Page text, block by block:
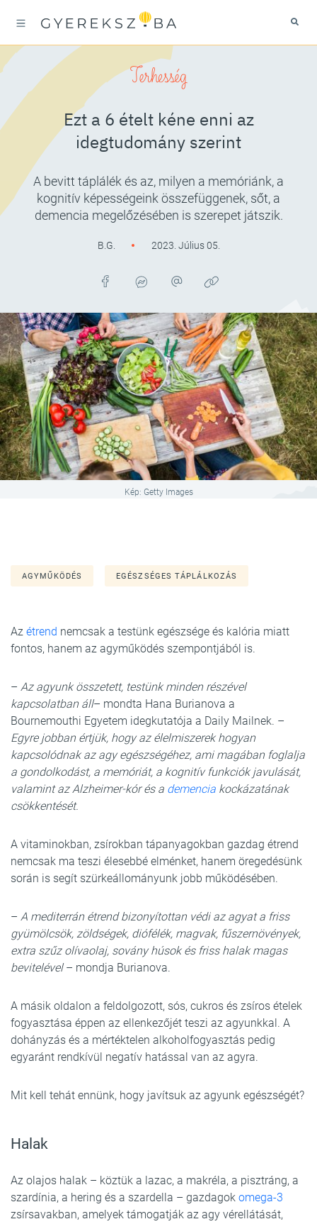
Terhesség
Ezt a 6 ételt kéne enni az
idegtudomány szerint
A bevitt táplálék és az, milyen a memóriánk, a
kognitív képességeink összefüggenek, sőt, a
demencia megelőzésében is szerepet játszik.
B.G. 2023. Július 05.
Kép: Getty Images
AGYMŰKÖDÉS EGÉSZSÉGES TÁPLÁLKOZÁS
Az étrend nemcsak a testünk egészsége és kalória miatt
fontos, hanem az agyműködés szempontjából is.
– Az agyunk összetett, testünk minden részével
kapcsolatban áll– mondta Hana Burianova a
Bournemouthi Egyetem idegkutatója a Daily Mailnek. –
Egyre jobban értjük, hogy az élelmiszerek hogyan
kapcsolódnak az agy egészségéhez, ami magában foglalja
a gondolkodást, a memóriát, a kognitív funkciók javulását,
valamint az Alzheimer-kór és a demencia kockázatának
csökkentését.
A vitaminokban, zsírokban tápanyagokban gazdag étrend
nemcsak ma teszi élesebbé elménket, hanem öregedésünk
során is segít szürkeállományunk jobb működésében.
– A mediterrán étrend bizonyítottan védi az agyat a friss
gyümölcsök, zöldségek, diófélék, magvak, fűszernövények,
extra szűz olívaolaj, sovány húsok és friss halak magas
bevitelével– mondja Burianova.
A másik oldalon a feldolgozott, sós, cukros és zsíros ételek
fogyasztása éppen az ellenkezőjét teszi az agyunkkal. A
dohányzás és a mértéktelen alkoholfogyasztás pedig
egyaránt rendkívül negatív hatással van az agyra.
Mit kell tehát ennünk, hogy javítsuk az agyunk egészségét?
Halak
Az olajos halak – köztük a lazac, a makréla, a pisztráng, a
szardínia, a hering és a szardella – gazdagok omega-3
zsírsavakban, amelyek támogatják az agy vérellátását,